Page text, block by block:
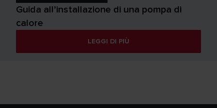
Guida all’installazione di una pompa di
calore
LEGGI DI PIÙ